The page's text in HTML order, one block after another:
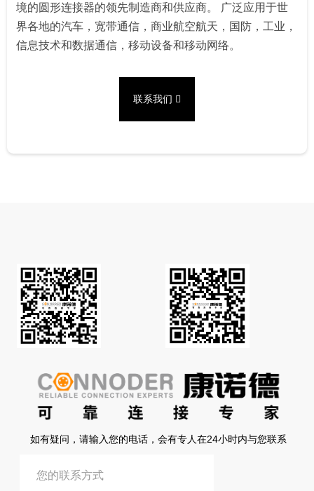
境的圆形连接器的领先制造商和供应商。 广泛应用于世
界各地的汽车，宽带通信，商业航空航天，国防，工业，
信息技术和数据通信，移动设备和移动网络。
联系我们
如有疑问，请输入您的电话，会有专人在24小时内与您联系